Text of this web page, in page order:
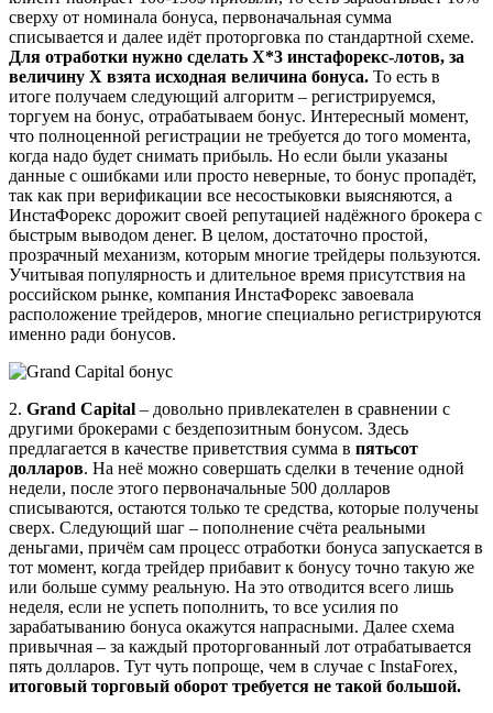
сверху от номинала бонуса, первоначальная сумма
списывается и далее идёт проторговка по стандартной схеме.
Для отработки нужно сделать Х*3 инстафорекс-лотов, за
величину Х взята исходная величина бонуса. То есть в
итоге получаем следующий алгоритм – регистрируемся,
торгуем на бонус, отрабатываем бонус. Интересный момент,
что полноценной регистрации не требуется до того момента,
когда надо будет снимать прибыль. Но если были указаны
данные с ошибками или просто неверные, то бонус пропадёт,
так как при верификации все несостыковки выясняются, а
ИнстаФорекс дорожит своей репутацией надёжного брокера с
быстрым выводом денег. В целом, достаточно простой,
прозрачный механизм, которым многие трейдеры пользуются.
Учитывая популярность и длительное время присутствия на
российском рынке, компания ИнстаФорекс завоевала
расположение трейдеров, многие специально регистрируются
именно ради бонусов.
2. Grand Capital – довольно привлекателен в сравнении с
другими брокерами с бездепозитным бонусом. Здесь
предлагается в качестве приветствия сумма в пятьсот
долларов. На неё можно совершать сделки в течение одной
недели, после этого первоначальные 500 долларов
списываются, остаются только те средства, которые получены
сверх. Следующий шаг – пополнение счёта реальными
деньгами, причём сам процесс отработки бонуса запускается в
тот момент, когда трейдер прибавит к бонусу точно такую же
или больше сумму реальную. На это отводится всего лишь
неделя, если не успеть пополнить, то все усилия по
зарабатыванию бонуса окажутся напрасными. Далее схема
привычная – за каждый проторгованный лот отрабатывается
пять долларов. Тут чуть попроще, чем в случае с InstaForex,
итоговый торговый оборот требуется не такой большой.